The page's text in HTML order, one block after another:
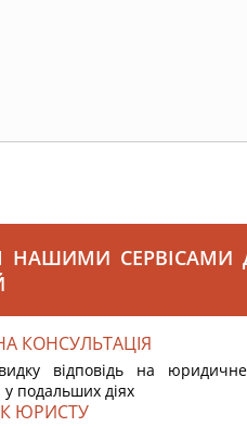
НАШИМИ
КОНСУЛЬТАЦІЯ
відповідь на
у подальших діях
ЮРИСТУ